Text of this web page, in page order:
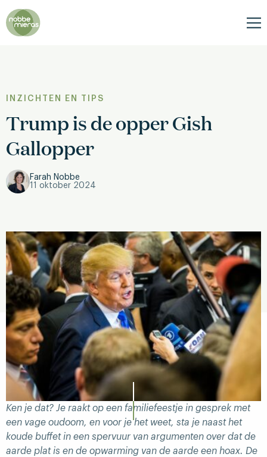
Nobbe
Mieras
INZICHTEN EN TIPS
Trump is de opper Gish
Gallopper
Farah Nobbe
11 oktober 2024
Ken je dat? Je raakt op een familiefeestje in gesprek met
een vage oudoom, en voor je het weet, sta je naast het
koude buffet in een spervuur van argumenten over dat de
aarde plat is en de opwarming van de aarde een hoax. De